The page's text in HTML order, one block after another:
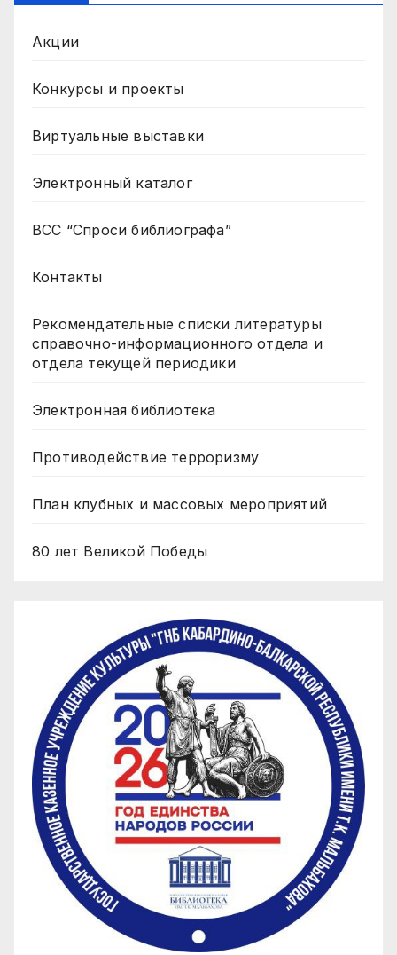
Акции
Конкурсы и проекты
Виртуальные выставки
Электронный каталог
ВСС “Спроси библиографа”
Контакты
Рекомендательные списки литературы
справочно-информационного отдела и
отдела текущей периодики
Электронная библиотека
Противодействие терроризму
План клубных и массовых мероприятий
80 лет Великой Победы